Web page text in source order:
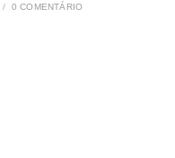
/ 0 COMENTÁRIO